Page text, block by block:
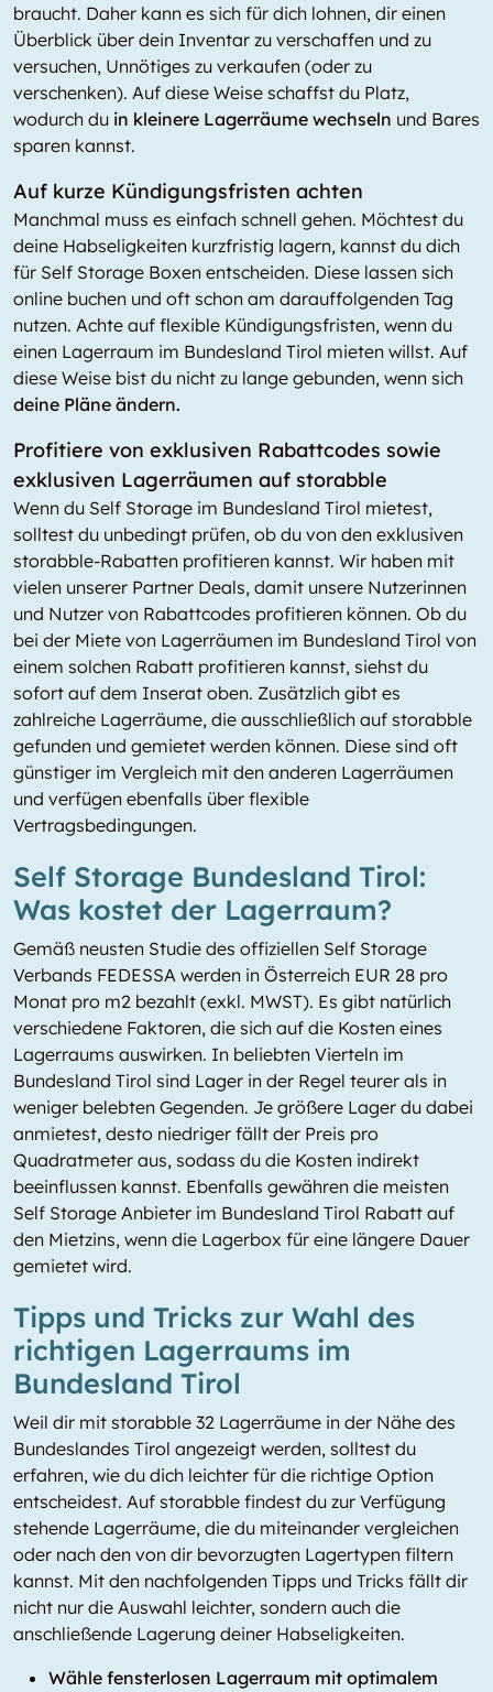
braucht. Daher kann es sich für dich lohnen, dir einen
Überblick über dein Inventar zu verschaffen und zu
versuchen, Unnötiges zu verkaufen (oder zu
verschenken). Auf diese Weise schaffst du Platz,
wodurch du in kleinere Lagerräume wechseln und Bares
sparen kannst.
Auf kurze Kündigungsfristen achten
Manchmal muss es einfach schnell gehen. Möchtest du
deine Habseligkeiten kurzfristig lagern, kannst du dich
für Self Storage Boxen entscheiden. Diese lassen sich
online buchen und oft schon am darauffolgenden Tag
nutzen. Achte auf flexible Kündigungsfristen, wenn du
einen Lagerraum im Bundesland Tirol mieten willst. Auf
diese Weise bist du nicht zu lange gebunden, wenn sich
deine Pläne ändern.
Profitiere von exklusiven Rabattcodes sowie
exklusiven Lagerräumen auf storabble
Wenn du Self Storage im Bundesland Tirol mietest,
solltest du unbedingt prüfen, ob du von den exklusiven
storabble-Rabatten profitieren kannst. Wir haben mit
vielen unserer Partner Deals, damit unsere Nutzerinnen
und Nutzer von Rabattcodes profitieren können. Ob du
bei der Miete von Lagerräumen im Bundesland Tirol von
einem solchen Rabatt profitieren kannst, siehst du
sofort auf dem Inserat oben. Zusätzlich gibt es
zahlreiche Lagerräume, die ausschließlich auf storabble
gefunden und gemietet werden können. Diese sind oft
günstiger im Vergleich mit den anderen Lagerräumen
und verfügen ebenfalls über flexible
Vertragsbedingungen.
Self Storage Bundesland Tirol:
Was kostet der Lagerraum?
Gemäß neusten Studie des offiziellen Self Storage
Verbands FEDESSA werden in Österreich EUR 28 pro
Monat pro m2 bezahlt (exkl. MWST). Es gibt natürlich
verschiedene Faktoren, die sich auf die Kosten eines
Lagerraums auswirken. In beliebten Vierteln im
Bundesland Tirol sind Lager in der Regel teurer als in
weniger belebten Gegenden. Je größere Lager du dabei
anmietest, desto niedriger fällt der Preis pro
Quadratmeter aus, sodass du die Kosten indirekt
beeinflussen kannst. Ebenfalls gewähren die meisten
Self Storage Anbieter im Bundesland Tirol Rabatt auf
den Mietzins, wenn die Lagerbox für eine längere Dauer
gemietet wird.
Tipps und Tricks zur Wahl des
richtigen Lagerraums im
Bundesland Tirol
Weil dir mit storabble 32 Lagerräume in der Nähe des
Bundeslandes Tirol angezeigt werden, solltest du
erfahren, wie du dich leichter für die richtige Option
entscheidest. Auf storabble findest du zur Verfügung
stehende Lagerräume, die du miteinander vergleichen
oder nach den von dir bevorzugten Lagertypen filtern
kannst. Mit den nachfolgenden Tipps und Tricks fällt dir
nicht nur die Auswahl leichter, sondern auch die
anschließende Lagerung deiner Habseligkeiten.
Wähle fensterlosen Lagerraum mit optimalem